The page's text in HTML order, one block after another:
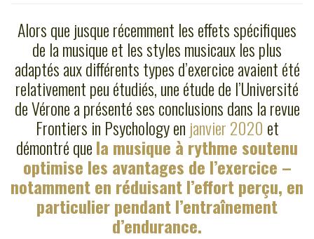
Alors que jusque récemment les effets spécifiques
de la musique et les styles musicaux les plus
adaptés aux différents types d’exercice avaient été
relativement peu étudiés, une étude de l’Université
de Vérone a présenté ses conclusions dans la revue
Frontiers in Psychology en janvier 2020 et
démontré quela musique à rythme soutenu
optimise les avantages de l’exercice –
notamment en réduisant l’effort perçu, en
particulier pendant l’entraînement
d’endurance.